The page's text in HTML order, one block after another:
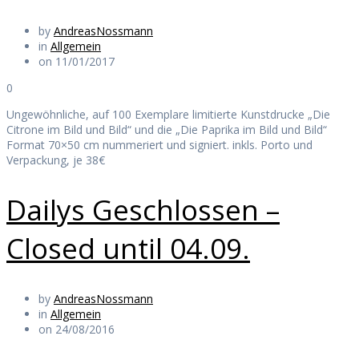
by AndreasNossmann
in Allgemein
on 11/01/2017
0
Ungewöhnliche, auf 100 Exemplare limitierte Kunstdrucke „Die
Citrone im Bild und Bild“ und die „Die Paprika im Bild und Bild“
Format 70×50 cm nummeriert und signiert. inkls. Porto und
Verpackung, je 38€
Dailys Geschlossen –
Closed until 04.09.
by AndreasNossmann
in Allgemein
on 24/08/2016